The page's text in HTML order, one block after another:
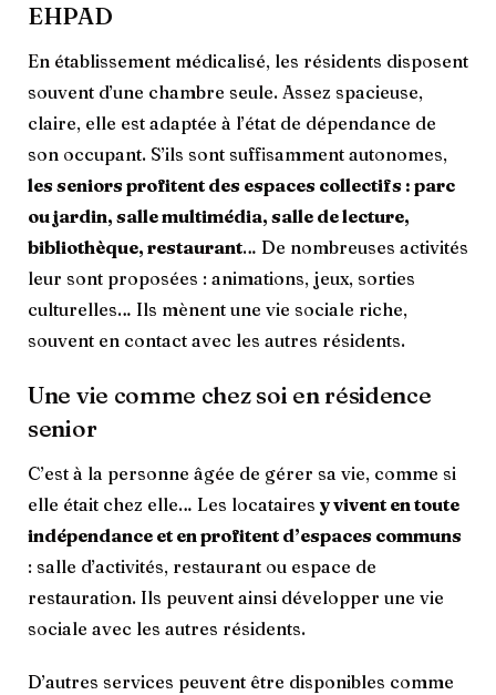
EHPAD
En établissement médicalisé, les résidents disposent
souvent d’une chambre seule. Assez spacieuse,
claire, elle est adaptée à l’état de dépendance de
son occupant. S’ils sont suffisamment autonomes,
les seniors profitent des espaces collectifs : parc
ou jardin, salle multimédia, salle de lecture,
bibliothèque, restaurant… De nombreuses activités
leur sont proposées : animations, jeux, sorties
culturelles… Ils mènent une vie sociale riche,
souvent en contact avec les autres résidents.
Une vie comme chez soi en résidence
senior
C’est à la personne âgée de gérer sa vie, comme si
elle était chez elle… Les locataires y vivent en toute
indépendance et en profitent d’espaces communs
: salle d’activités, restaurant ou espace de
restauration. Ils peuvent ainsi développer une vie
sociale avec les autres résidents.
D’autres services peuvent être disponibles comme